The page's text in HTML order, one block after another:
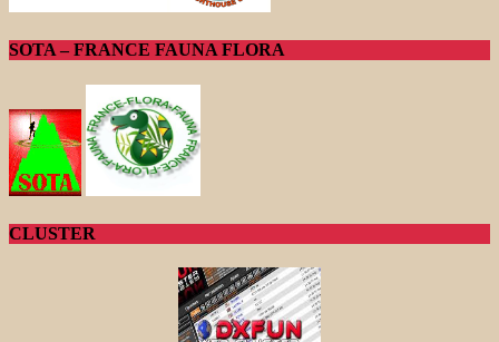
SOTA – FRANCE FAUNA FLORA
CLUSTER